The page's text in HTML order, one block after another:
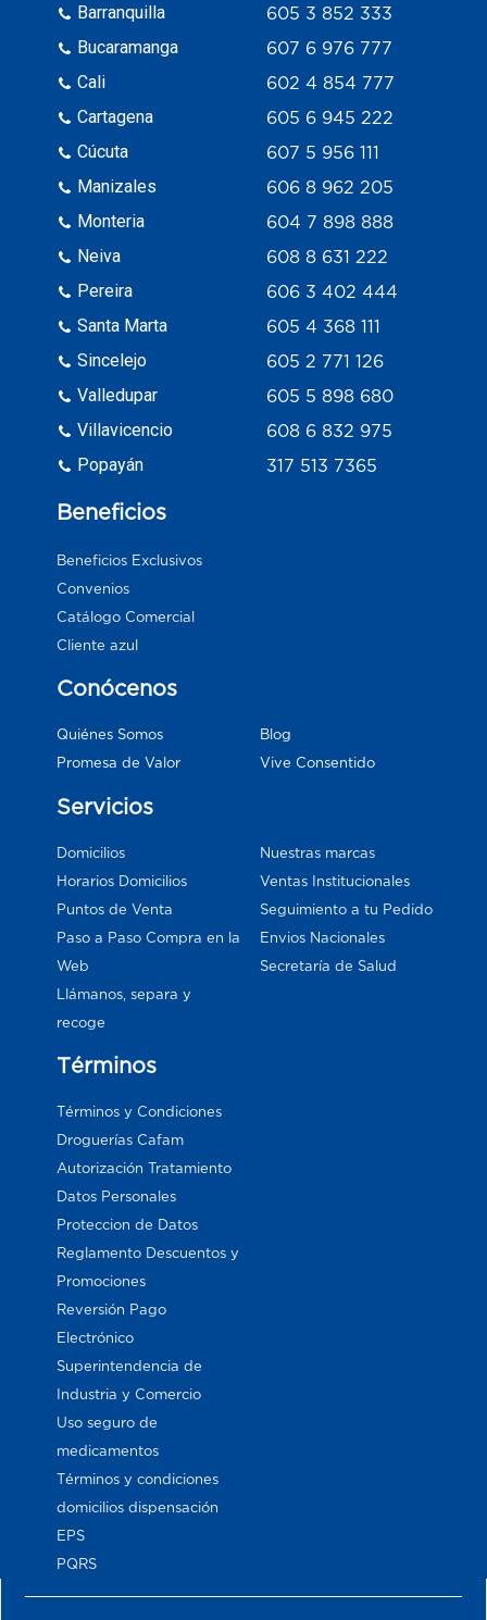
Barranquilla
Bucaramanga
Cali
Cartagena
Cúcuta
Manizales
Monteria
Neiva
Pereira
Santa Marta
Sincelejo
Valledupar
Villavicencio
Popayán
605 3 852 333
607 6 976 777
602 4 854 777
605 6 945 222
607 5 956 111
606 8 962 205
604 7 898 888
608 8 631 222
606 3 402 444
605 4 368 111
605 2 771 126
605 5 898 680
608 6 832 975
317 513 7365
Beneficios
Beneficios Exclusivos
Convenios
Catálogo Comercial
Cliente azul
Conócenos
Quiénes Somos
Promesa de Valor
Blog
Vive Consentido
Servicios
Domicilios
Horarios Domicilios
Puntos de Venta
Paso a Paso Compra en la
Web
Llámanos, separa y
recoge
Nuestras marcas
Ventas Institucionales
Seguimiento a tu Pedido
Envios Nacionales
Secretaría de Salud
Términos
Términos y Condiciones
Droguerías Cafam
Autorización Tratamiento
Datos Personales
Proteccion de Datos
Reglamento Descuentos y
Promociones
Reversión Pago
Electrónico
Superintendencia de
Industria y Comercio
Uso seguro de
medicamentos
Términos y condiciones
domicilios dispensación
EPS
PQRS